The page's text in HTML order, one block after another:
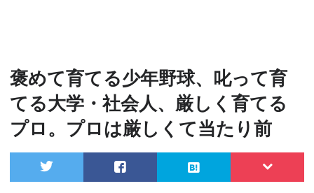
褒めて育てる少年野球、叱って育
てる大学・社会人、厳しく育てる
プロ。プロは厳しくて当たり前